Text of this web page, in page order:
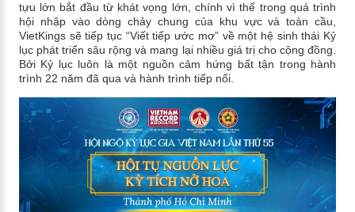
tựu lớn bắt đầu từ khát vọng lớn, chính vì thế trong quá trình
hội nhập vào dòng chảy chung của khu vực và toàn cầu,
VietKings sẽ tiếp tục “Viết tiếp ước mơ” về một hệ sinh thái Kỷ
lục phát triển sâu rộng và mang lại nhiều giá trị cho cộng đồng.
Bởi Kỷ lục luôn là một nguồn cảm hứng bất tận trong hành
trình 22 năm đã qua và hành trình tiếp nối.